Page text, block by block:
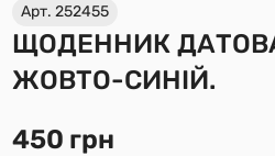
Арт. 252455
ЩОДЕННИК
ЖОВТО-СИНІЙ.
450 грн